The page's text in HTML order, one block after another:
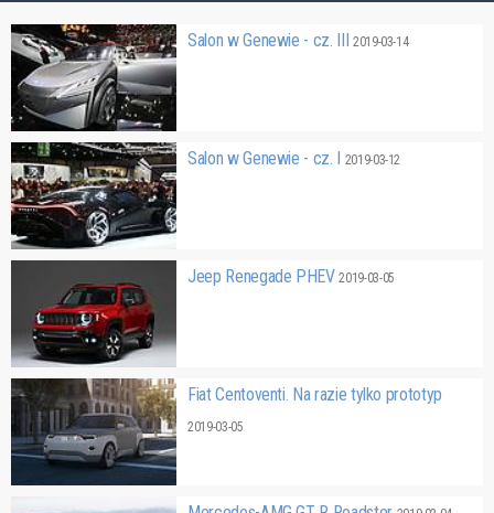
Salon w Genewie - cz. III 2019-03-14
Salon w Genewie - cz. I 2019-03-12
Jeep Renegade PHEV2019-03-05
Fiat Centoventi. Na razie tylko prototyp
2019-03-05